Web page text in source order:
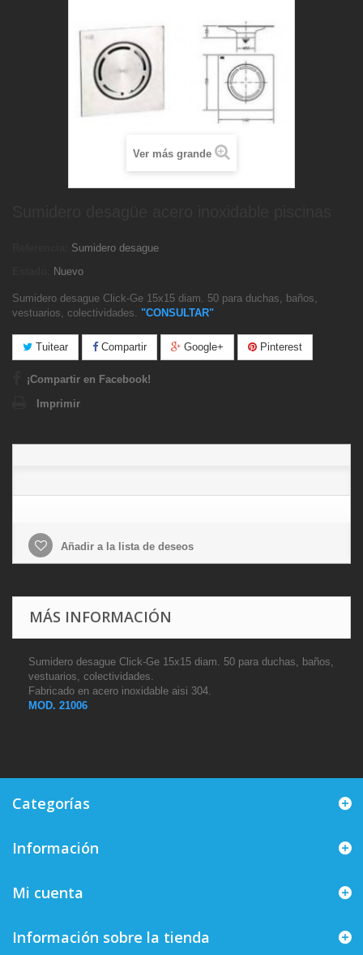
Ver más grande
Sumidero desague
Nuevo
Sumidero desague Click-Ge 15x15 diam. 50 para duchas, baños,
vestuarios, colectividades. "CONSULTAR"
Tuitear Compartir Google+ Pinterest
¡Compartir en Facebook!
Imprimir
Añadir a la lista de deseos
MÁS INFORMACIÓN
Sumidero desague Click-Ge 15x15 diam. 50 para duchas, baños,
vestuarios, colectividades.
Fabricado en acero inoxidable aisi 304.
MOD. 21006
Categorías
Información
Mi cuenta
Información sobre la tienda